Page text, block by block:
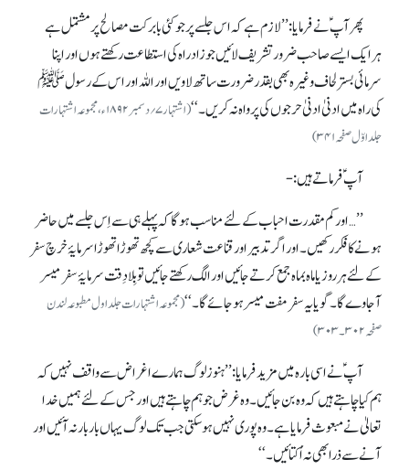
پھر آپ ؑنے فرمایا:’’لازم ہے کہ اس جلسے پر جو کئی بابرکت مصالح پر مشتمل ہے
ہرایک ایسے صاحب ضرور تشریف لائیں جو زاد راہ کی استطاعت رکھتے ہوں اور اپنا
سرمائی بستر لحاف وغیرہ بھی بقدر ضرورت ساتھ لاویں اور اللہ اور اس کے رسول ﷺ
کی راہ میں ادنیٰ ادنیٰ حرجوں کی پرواہ نہ کریں ۔‘‘
(اشتہار۷؍ دسمبر۱۸۹۲ ء، مجموعہ اشتہارات
جلد اوّل صفحہ۳۴۱)
آپ ؑ فرماتے ہیں :-
’’…اورکم مقدرت احباب کے لئے مناسب ہوگا کہ پہلے ہی سے اِس جلسے میں حاضر
ہونے کا فکر رکھیں ۔ اور اگر تدبیر اور قناعت شعاری سے کچھ تھوڑاتھوڑا سرمایۂ خرچ سفر
کے لئے ہرروز یا ماہ بماہ جمع کرتے جائیں اور الگ رکھتے جائیں تو بِلا دِقت سرمایۂ سفر میسر
آجاوے گا۔ گویایہ سفر مفت میسر ہوجائے گا۔‘‘( مجموعہ اشتہارات جلد اول مطبوعہ لندن
صفحہ ۳۰۲۔۳۰۳)
آپ ؑ نے اسی بارہ میں مزید فرمایا : ’’ہنوز لوگ ہمارے اغراض سے واقف نہیں کہ
ہم کیا چاہتے ہیں کہ وہ بن جائیں ۔ وہ غرض جو ہم چاہتے ہیں اور جس کے لئے ہمیں خدا
تعالیٰ نے مبعوث فرمایا ہے۔ وہ پوری نہیں ہو سکتی جب تک لوگ یہاں باربار نہ آئیں اور
آنے سے ذرا بھی نہ اُکتائیں ۔‘‘